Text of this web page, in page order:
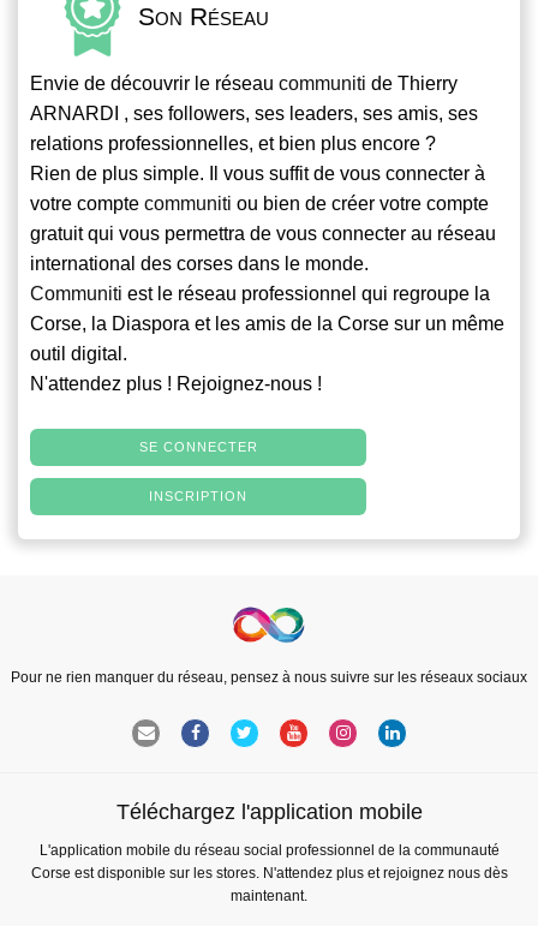
Son Réseau
Envie de découvrir le réseau communiti de Thierry
ARNARDI , ses followers, ses leaders, ses amis, ses
relations professionnelles, et bien plus encore ?
Rien de plus simple. Il vous suffit de vous connecter à
votre compte communiti ou bien de créer votre compte
gratuit qui vous permettra de vous connecter au réseau
international des corses dans le monde.
Communiti est le réseau professionnel qui regroupe la
Corse, la Diaspora et les amis de la Corse sur un même
outil digital.
N'attendez plus ! Rejoignez-nous !
SE CONNECTER
INSCRIPTION
Pour ne rien manquer du réseau, pensez à nous suivre sur les réseaux sociaux
Téléchargez l'application mobile
L'application mobile du réseau social professionnel de la communauté
Corse est disponible sur les stores. N'attendez plus et rejoignez nous dès
maintenant.